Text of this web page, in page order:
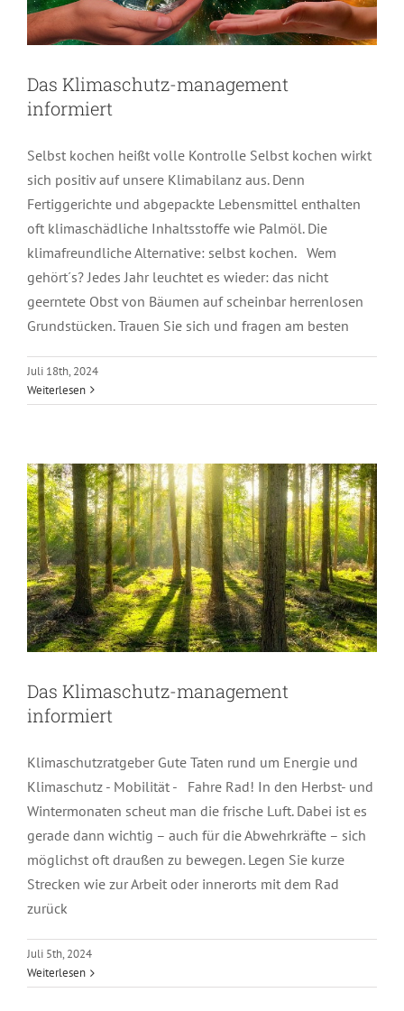
Das Klimaschutz-management
informiert
Selbst kochen heißt volle Kontrolle Selbst kochen wirkt
sich positiv auf unsere Klimabilanz aus. Denn
Fertiggerichte und abgepackte Lebensmittel enthalten
oft klimaschädliche Inhaltsstoffe wie Palmöl. Die
klimafreundliche Alternative: selbst kochen. Wem
gehört´s? Jedes Jahr leuchtet es wieder: das nicht
geerntete Obst von Bäumen auf scheinbar herrenlosen
Grundstücken. Trauen Sie sich und fragen am besten
Juli 18th, 2024
Weiterlesen
Das Klimaschutz-management
Das Klimaschutz-management
informiert
Klimaschutzratgeber Gute Taten rund um Energie und
Klimaschutz - Mobilität - Fahre Rad! In den Herbst- und
Wintermonaten scheut man die frische Luft. Dabei ist es
gerade dann wichtig – auch für die Abwehrkräfte – sich
möglichst oft draußen zu bewegen. Legen Sie kurze
Strecken wie zur Arbeit oder innerorts mit dem Rad
zurück
Juli 5th, 2024
Weiterlesen
Das Klimaschutzmanagement